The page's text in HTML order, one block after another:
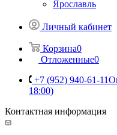
Ярославль
Личный кабинет
Корзина0
Отложенные0
+7 (952) 940-61-11
18:00)
Контактная информация